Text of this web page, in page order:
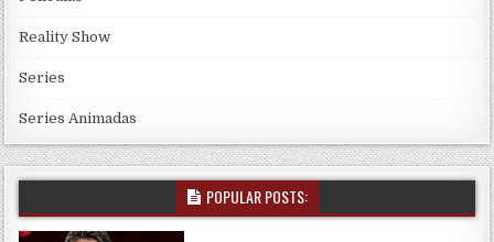
Reality Show
Series
Series Animadas
POPULAR POSTS: